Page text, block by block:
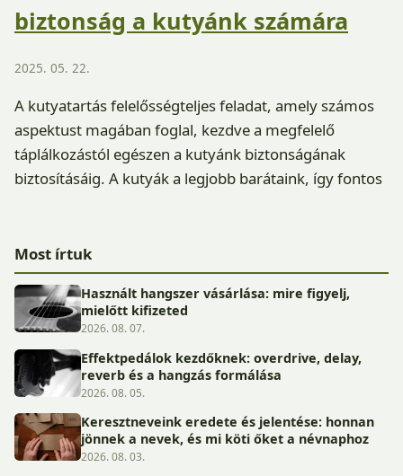
biztonság a kutyánk számára
2025. 05. 22.
A kutyatartás felelősségteljes feladat, amely számos
aspektust magában foglal, kezdve a megfelelő
táplálkozástól egészen a kutyánk biztonságának
biztosításáig. A kutyák a legjobb barátaink, így fontos
Most írtuk
Használt hangszer vásárlása: mire figyelj,
mielőtt kifizeted
2026. 08. 07.
Effektpedálok kezdőknek: overdrive, delay,
reverb és a hangzás formálása
2026. 08. 05.
Keresztneveink eredete és jelentése: honnan
jönnek a nevek, és mi köti őket a névnaphoz
2026. 08. 03.